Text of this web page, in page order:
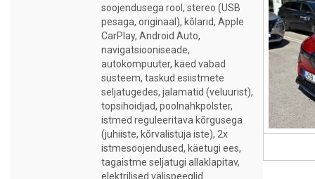
soojendusega rool, stereo (USB
pesaga, originaal), kõlarid, Apple
CarPlay, Android Auto,
navigatsiooniseade,
autokompuuter, käed vabad
süsteem, taskud esiistmete
seljatugedes, jalamatid (veluurist),
topsihoidjad, poolnahkpolster,
istmed reguleeritava kõrgusega
(juhiiste, kõrvalistuja iste), 2x
istmesoojendused, käetugi ees,
tagaistme seljatugi allaklapitav,
elektrilised välispeeglid